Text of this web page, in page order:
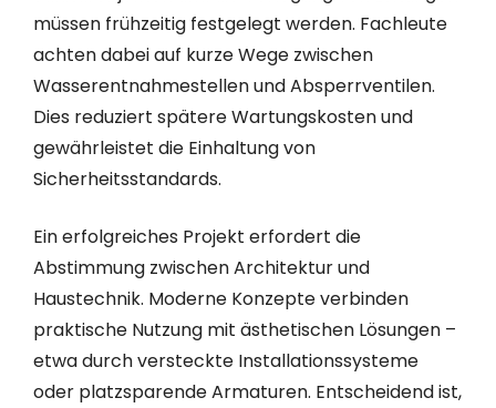
müssen frühzeitig festgelegt werden. Fachleute
achten dabei auf kurze Wege zwischen
Wasserentnahmestellen und Absperrventilen.
Dies reduziert spätere Wartungskosten und
gewährleistet die Einhaltung von
Sicherheitsstandards.
Ein erfolgreiches Projekt erfordert die
Abstimmung zwischen Architektur und
Haustechnik. Moderne Konzepte verbinden
praktische Nutzung mit ästhetischen Lösungen –
etwa durch versteckte Installationssysteme
oder platzsparende Armaturen. Entscheidend ist,